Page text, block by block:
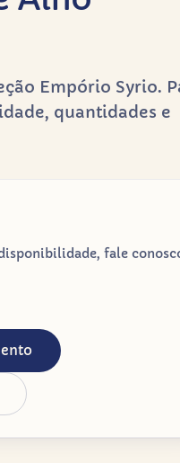
Empório Syrio.
quantidades e
fale